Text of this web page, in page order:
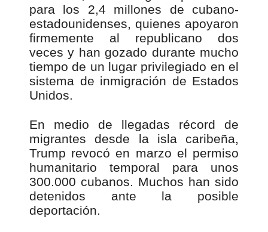
para los 2,4 millones de cubano-
estadounidenses, quienes apoyaron
firmemente al republicano dos
veces y han gozado durante mucho
tiempo de un lugar privilegiado en el
sistema de inmigración de Estados
Unidos.
En medio de llegadas récord de
migrantes desde la isla caribeña,
Trump revocó en marzo el permiso
humanitario temporal para unos
300.000 cubanos. Muchos han sido
detenidos ante la posible
deportación.